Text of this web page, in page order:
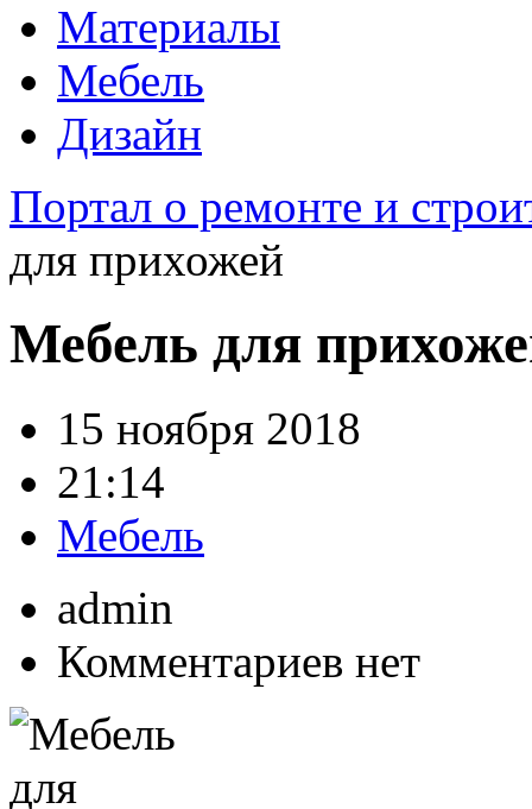
Материалы
Мебель
Дизайн
Портал о ремонте и
для прихожей
Мебель для
15 ноября 2018
21:14
Мебель
admin
Комментариев нет